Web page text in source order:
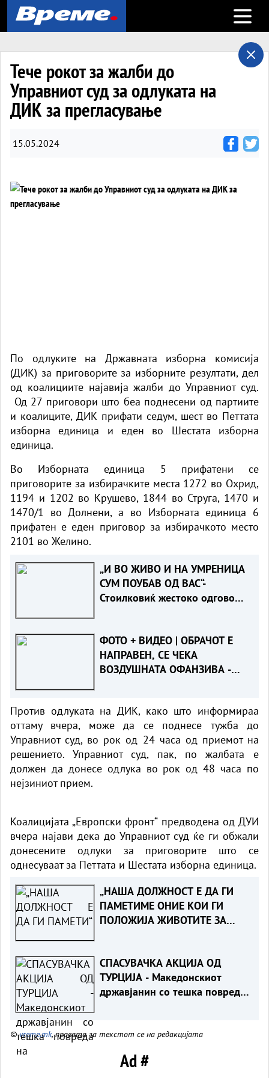
Open
Teче рокот за жалби до
Управниот суд за одлуката на
ДИК за прегласување
15.05.2024
По одлуките на Државната изборна комисија
(ДИК) за приговорите за изборните резултати, дел
од коалициите најавија жалби до Управниот суд.
Од 27 приговори што беа поднесени од партиите
и коалиците, ДИК прифати седум, шест во Петтата
изборна единица и еден во Шестата изборна
единица.
Во Изборната единица 5 прифатени се
приговорите за избирачките места 1272 во Охрид,
1194 и 1202 во Крушево, 1844 во Струга, 1470 и
1470/1 во Долнени, а во Изборната единица 6
прифатен е еден приговор за избирачкото место
2101 во Желино.
„И ВО ЖИВО И НА УМРЕНИЦА
СУМ ПОУБАВ ОД ВАС“-
Стоилковиќ жестоко одговори
ФОТО + ВИДЕО | ОБРАЧОТ Е
НАПРАВЕН, СЕ ЧЕКА
ВОЗДУШНАТА ОФАНЗИВА -
спремаат „ер - тракторите““
Против одлуката на ДИК, како што информираа
оттаму вчера, може да се поднесе тужба до
Управниот суд, во рок од 24 часа од приемот на
решението. Управниот суд, пак, по жалбата е
должен да донесе одлука во рок од 48 часа по
нејзиниот прием.
Коалицијата „Европски фронт“ предводена од ДУИ
вчера најави дека до Управниот суд ќе ги обжали
донесените одлуки за приговорите што се
однесуваат за Петтата и Шестата изборна единица.
„НАША ДОЛЖНОСТ Е ДА ГИ
ПАМЕТИМЕ ОНИЕ КОИ ГИ
ПОЛОЖИЈА ЖИВОТИТЕ ЗА
од Карпалак
СПАСУВАЧКА АКЦИЈА ОД
ТУРЦИЈА - Македонскиот
државјанин со тешка повреда
©vreme.mk, правата за текстот се на редакцијата
Ad #